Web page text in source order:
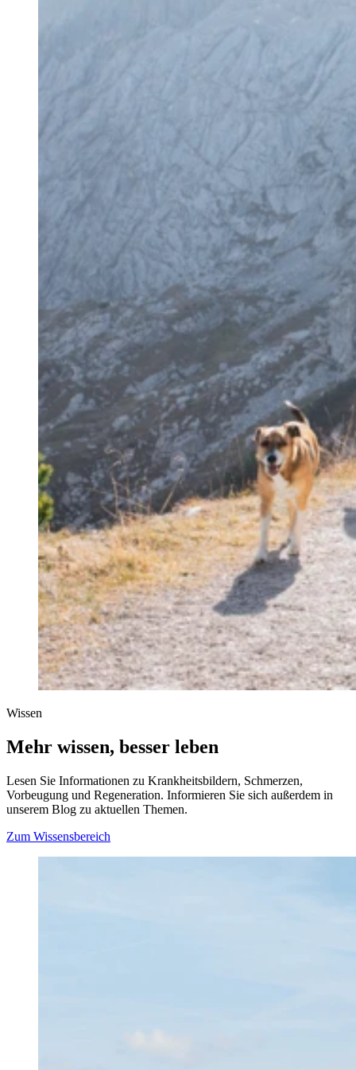
Wissen
Mehr wissen, besser leben
Lesen Sie Informationen zu Krankheitsbildern, Schmerzen,
Vorbeugung und Regeneration. Informieren Sie sich außerdem in
unserem Blog zu aktuellen Themen.
Zum Wissensbereich